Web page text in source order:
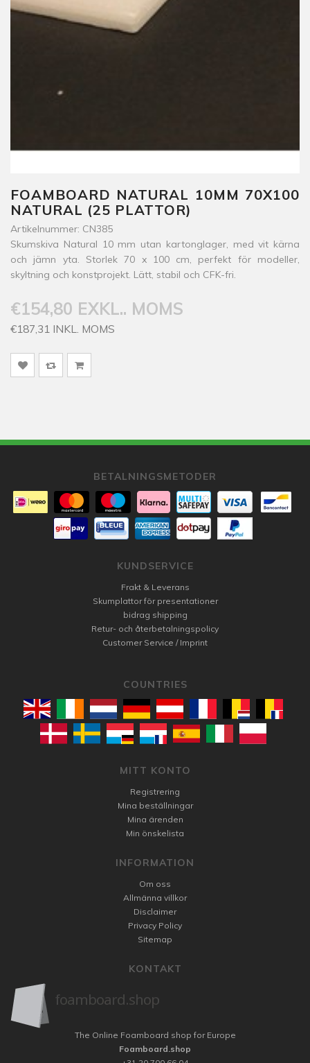
FOAMBOARD NATURAL 10MM 70X100
NATURAL (25 PLATTOR)
Artikelnummer: CN385
Skumskiva Natural 10 mm utan kartonglager, med vit kärna
och jämn yta. Storlek 70 x 100 cm, perfekt för modeller,
skyltning och konstprojekt. Lätt, stabil och CFK-fri.
€154,80 EXKL.. MOMS
€187,31 INKL. MOMS
BETALNINGSMETODER
KUNDSERVICE
Frakt & Leverans
Skumplattor för presentationer
bidrag shipping
Retur- och återbetalningspolicy
Customer Service / Imprint
COUNTRIES
MITT KONTO
Registrering
Mina beställningar
Mina ärenden
Min önskelista
INFORMATION
Om oss
Allmänna villkor
Disclaimer
Privacy Policy
Sitemap
KONTAKT
The Online Foamboard shop for Europe
Foamboard.shop